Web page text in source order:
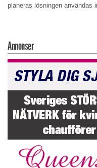
planeras lösningen användas
Annonser